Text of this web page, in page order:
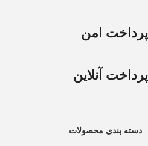
پرداخت امن
پرداخت آنلاین
دسته بندی محصولات